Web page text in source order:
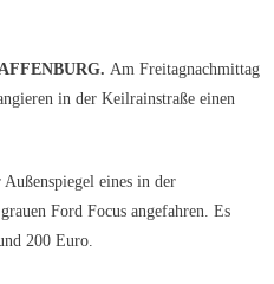
Am Freitagnachmittag
in der Keilrainstraße einen
eines in der
Ford Focus angefahren. Es
200 Euro.